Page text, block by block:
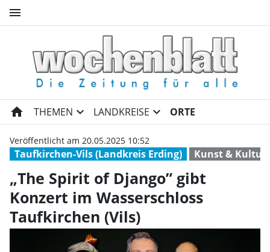
menu
„The Spirit of Django” gibt
home THEMEN expand_more LANDKREISE expand_more ORTE
Taufkirchen-Vils (Landkreis Erding) Kunst & Kultur
Veröffentlicht am 20.05.2025 10:52
„The Spirit of Django” gibt
Konzert im Wasserschloss
Taufkirchen (Vils)